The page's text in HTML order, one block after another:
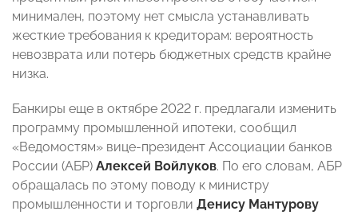
минимален, поэтому нет смысла устанавливать
жесткие требования к кредиторам: вероятность
невозврата или потерь бюджетных средств крайне
низка.
Банкиры еще в октябре 2022 г. предлагали изменить
программу промышленной ипотеки, сообщил
«Ведомостям» вице-президент Ассоциации банков
России (АБР) Алексей Войлуков. По его словам, АБР
обращалась по этому поводу к министру
промышленности и торговли Денису Мантурову